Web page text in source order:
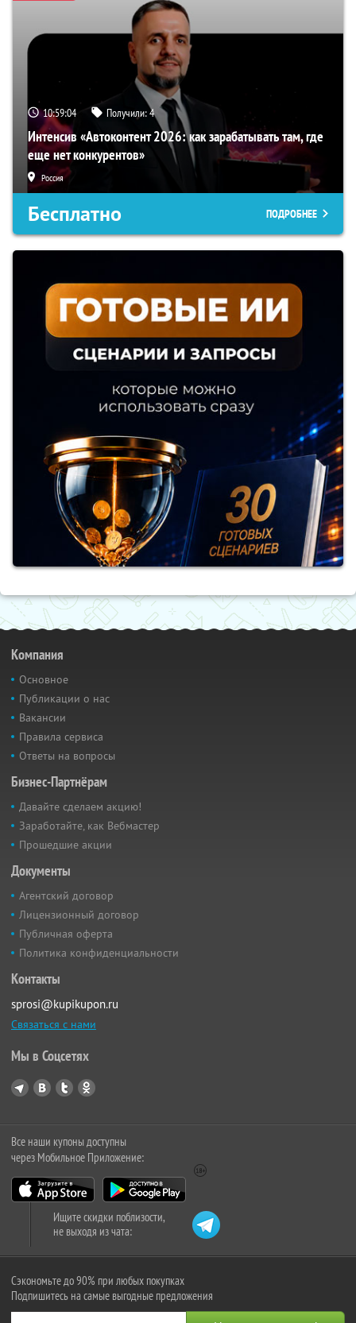
10:59:03 Получили:4
Интенсив «Автоконтент 2026: как зарабатывать там, где
еще нет конкурентов»
Россия
Бесплатно ПОДРОБНЕЕ
Компания
Основное
Публикации о нас
Вакансии
Правила сервиса
Ответы на вопросы
Бизнес-Партнёрам
Давайте сделаем акцию!
Заработайте, как Вебмастер
Прошедшие акции
Документы
Агентский договор
Лицензионный договор
Публичная оферта
Политика конфиденциальности
Контакты
sprosi@kupikupon.ru
Связаться с нами
Мы в Соцсетях
Все наши купоны доступны
через Мобильное Приложение:
Ищите скидки поблизости,
не выходя из чата:
Сэкономьте до 90% при любых покупках
Подпишитесь на самые выгодные предложения